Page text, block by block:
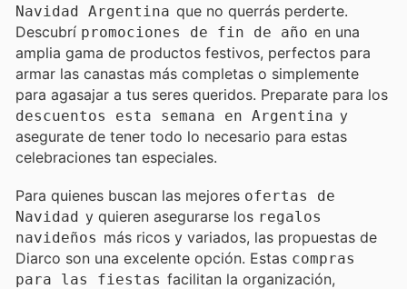
Navidad Argentina que no querrás perderte.
Descubrí promociones de fin de año en una
amplia gama de productos festivos, perfectos para
armar las canastas más completas o simplemente
para agasajar a tus seres queridos. Preparate para los
descuentos esta semana en Argentina y
asegurate de tener todo lo necesario para estas
celebraciones tan especiales.
Para quienes buscan las mejores ofertas de
Navidad y quieren asegurarse los regalos
navideños más ricos y variados, las propuestas de
Diarco son una excelente opción. Estas compras
para las fiestas facilitan la organización,